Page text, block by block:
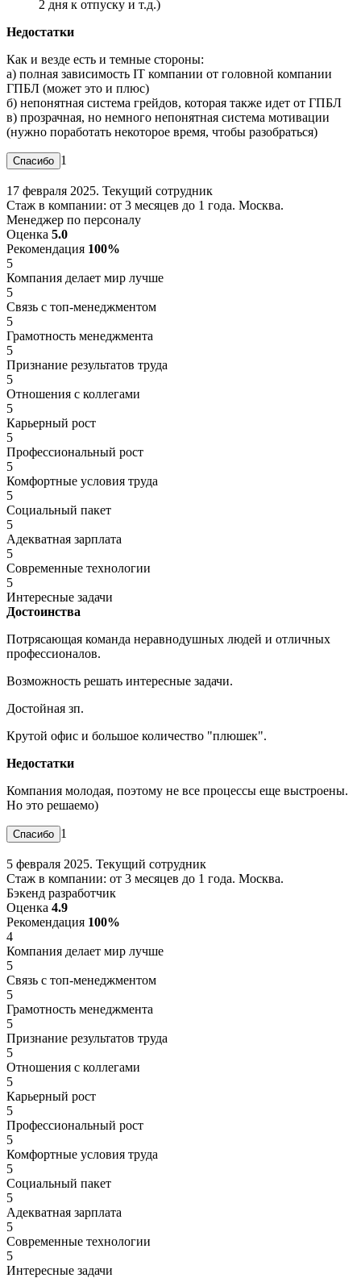
2 дня к отпуску и т.д.)
Недостатки
Как и везде есть и темные стороны:
а) полная зависимость IT компании от головной компании
ГПБЛ (может это и плюс)
б) непонятная система грейдов, которая также идет от ГПБЛ
в) прозрачная, но немного непонятная система мотивации
(нужно поработать некоторое время, чтобы разобраться)
1
17 февраля 2025. Текущий сотрудник
Стаж в компании: от 3 месяцев до 1 года. Москва.
Менеджер по персоналу
Оценка 5.0
Рекомендация 100%
5
Компания делает мир лучше
5
Связь с топ-менеджментом
5
Грамотность менеджмента
5
Признание результатов труда
5
Отношения с коллегами
5
Карьерный рост
5
Профессиональный рост
5
Комфортные условия труда
5
Социальный пакет
5
Адекватная зарплата
5
Современные технологии
5
Интересные задачи
Достоинства
Потрясающая команда неравнодушных людей и отличных
профессионалов.
Возможность решать интересные задачи.
Достойная зп.
Крутой офис и большое количество "плюшек".
Недостатки
Компания молодая, поэтому не все процессы еще выстроены.
Но это решаемо)
1
5 февраля 2025. Текущий сотрудник
Стаж в компании: от 3 месяцев до 1 года. Москва.
Бэкенд разработчик
Оценка 4.9
Рекомендация 100%
4
Компания делает мир лучше
5
Связь с топ-менеджментом
5
Грамотность менеджмента
5
Признание результатов труда
5
Отношения с коллегами
5
Карьерный рост
5
Профессиональный рост
5
Комфортные условия труда
5
Социальный пакет
5
Адекватная зарплата
5
Современные технологии
5
Интересные задачи